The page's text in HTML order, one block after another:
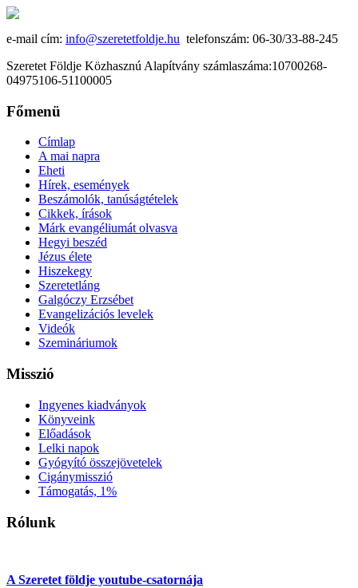
e-mail cím: info@szeretetfoldje.hu telefonszám: 06-30/33-88-245
Szeretet Földje Közhasznú Alapítvány számlaszáma:10700268-
04975106-51100005
Főmenü
Címlap
A mai napra
Eheti
Hírek, események
Beszámolók, tanúságtételek
Cikkek, írások
Márk evangéliumát olvasva
Hegyi beszéd
Jézus élete
Hiszekegy
Szeretetláng
Galgóczy Erzsébet
Evangelizációs levelek
Videók
Szemináriumok
Misszió
Ingyenes kiadványok
Könyveink
Előadások
Lelki napok
Gyógyító összejövetelek
Cigánymisszió
Támogatás, 1%
Rólunk
A Szeretet földje youtube-csatornája